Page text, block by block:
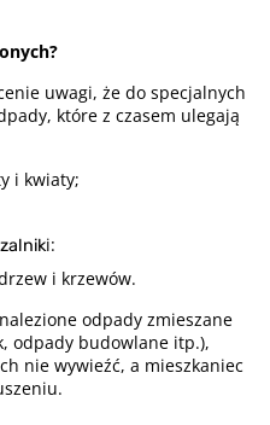
uwagi, że do specjalnych
które z czasem ulegają
i kwiaty;
i:
i krzewów.
odpady zmieszane
odpady budowlane itp.),
nie wywieźć, a mieszkaniec